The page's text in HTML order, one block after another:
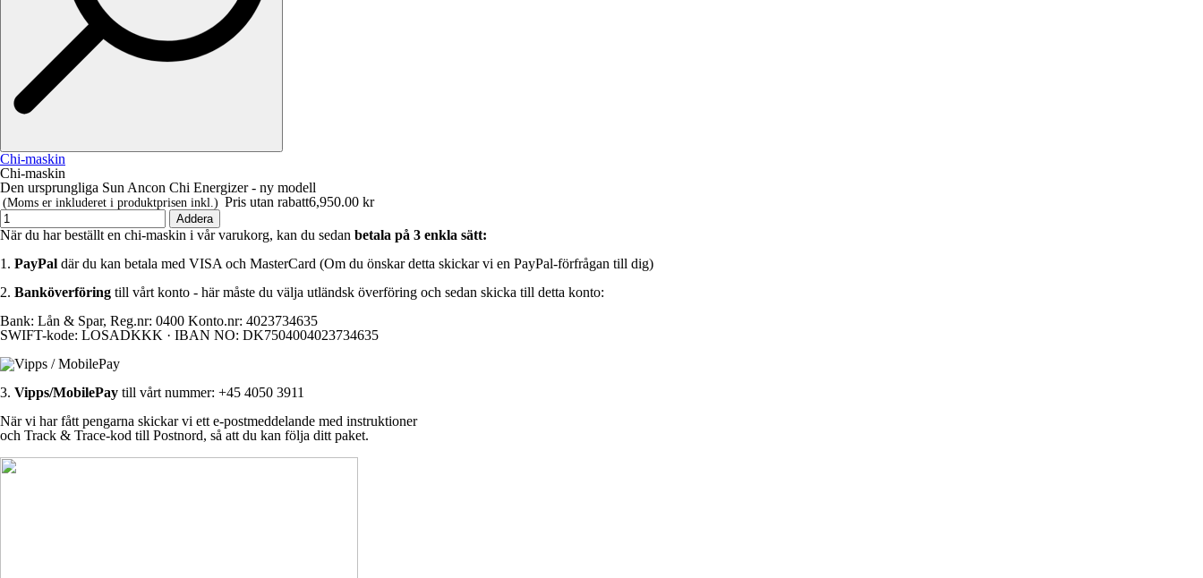
Chi-maskin
Chi-maskin
Den ursprungliga Sun Ancon Chi Energizer - ny modell
(Moms er inkluderet i produktprisen inkl.) Pris utan rabatt6,950.00 kr
Addera
När du har beställt en chi-maskin i vår varukorg, kan du sedan betala på 3 enkla sätt:
1. PayPal där du kan betala med VISA och MasterCard (Om du önskar detta skickar vi en PayPal-förfrågan till dig)
2. Banköverföring till vårt konto - här måste du välja utländsk överföring och sedan skicka till detta konto:
Bank: Lån & Spar, Reg.nr: 0400 Konto.nr: 4023734635
SWIFT-kode: LOSADKKK · IBAN NO: DK7504004023734635
3. Vipps/MobilePay till vårt nummer: +45 4050 3911
När vi har fått pengarna skickar vi ett e-postmeddelande med instruktioner
och Track & Trace-kod till Postnord, så att du kan följa ditt paket.